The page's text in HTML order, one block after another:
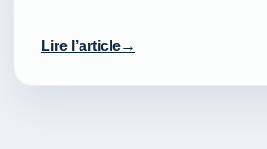
Lire l’article